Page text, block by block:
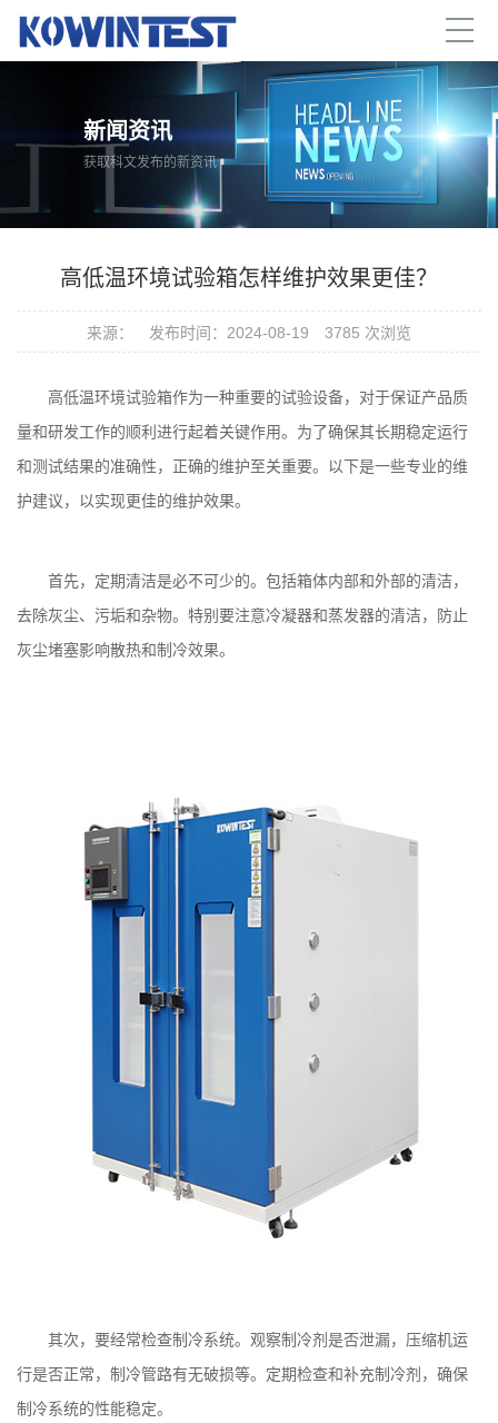
新闻资讯
获取科文发布的新资讯
高低温环境试验箱怎样维护效果更佳？
来源： 发布时间：2024-08-19 3785 次浏览
高低温环境试验箱作为一种重要的试验设备，对于保证产品质
量和研发工作的顺利进行起着关键作用。为了确保其长期稳定运行
和测试结果的准确性，正确的维护至关重要。以下是一些专业的维
护建议，以实现更佳的维护效果。
首先， 定期清洁是必不可少的。包括箱体内部和外部的清洁，
去除灰尘、污垢和杂物。特别要注意冷凝器和蒸发器的清洁，防止
灰尘堵塞影响散热和制冷效果。
其次，要经常检查制冷系统。观察制冷剂是否泄漏，压缩机运
行是否正常，制冷管路有无破损等。定期检查和补充制冷剂，确保
制冷系统的性能稳定。